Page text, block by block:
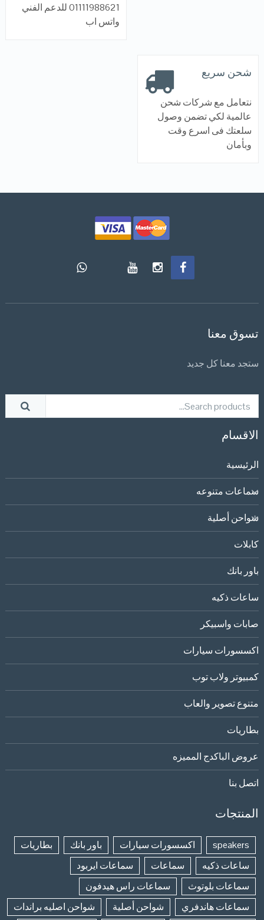
01111988621 للدعم الفني
واتس اب
شحن سريع
نتعامل مع شركات شحن
عالمية لكي تضمن وصول
سلعتك فى اسرع وقت
وبأمان
تسوق معنا
ستجد معنا كل جديد
الاقسام
الرئيسية
سماعات متنوعه
شواحن أصلية
كابلات
باور بانك
ساعات ذكيه
صابات واسبيكر
اكسسورات سيارات
كمبيوتر ولاب توب
متنوع تصوير والعاب
بطاريات
عروض الباكدج المميزه
اتصل بنا
المنتجات
speakers اكسسورات سيارات باور بانك
بطاريات
ساعات ذكيه
سماعات
سماعات ايربود
سماعات بلوتوث
سماعات راس هيدفون
سماعات هاندفري
شواحن أصلية شواحن اصليه براندات